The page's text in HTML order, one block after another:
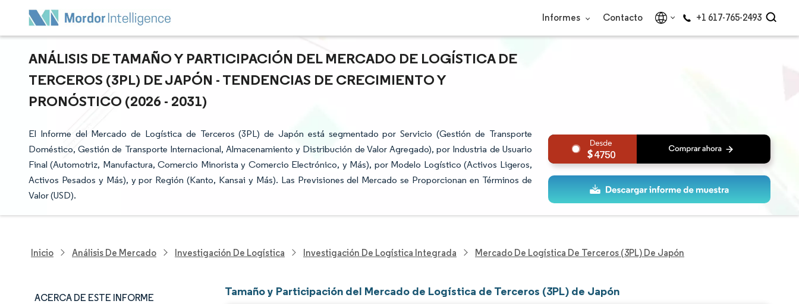
Informes Contacto +1 617-765-2493
ANÁLISIS DE TAMAÑO Y PARTICIPACIÓN DEL MERCADO DE LOGÍSTICA DE
TERCEROS (3PL) DE JAPÓN - TENDENCIAS DE CRECIMIENTO Y
PRONÓSTICO (2026 - 2031)
El Informe del Mercado de Logística de Terceros (3PL) de Japón está segmentado por Servicio (Gestión de Transporte
Doméstico, Gestión de Transporte Internacional, Almacenamiento y Distribución de Valor Agregado), por Industria de Usuario
Final (Automotriz, Manufactura, Comercio Minorista y Comercio Electrónico, y Más), por Modelo Logístico (Activos Ligeros,
Activos Pesados y Más), y por Región (Kanto, Kansai y Más). Las Previsiones del Mercado se Proporcionan en Términos de
Valor (USD).
4750
Inicio Análisis De Mercado Investigación De Logística Investigación De Logística Integrada Mercado De Logística De Terceros (3PL) De Japón
ACERCA DE ESTE INFORME Tamaño y Participación del Mercado de Logística de Terceros (3PL) de Japón